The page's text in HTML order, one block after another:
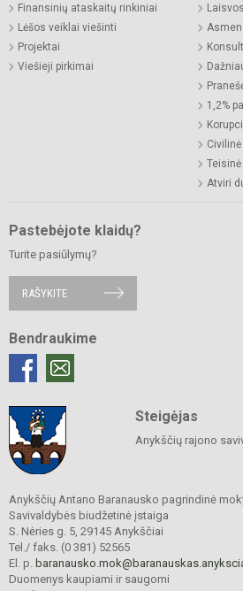
Finansinių ataskaitų rinkiniai
Lėšos veiklai viešinti
Projektai
Viešieji pirkimai
1,2%
Atviri
Pastebėjote klaidų?
Turite pasiūlymų?
RAŠYKITE
Bendraukime
Steigėjas
Anykščių rajono
Anykščių Antano Baranausko pagrindinė
Savivaldybės biudžetinė įstaiga
S. Nėries g. 5, 29145 Anykščiai
Tel./ faks. (0 381) 52565
El. p.
Duomenys kaupiami ir saugomi